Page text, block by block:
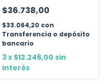
$36.738,00
$33.064,20 con
Transferencia o depósito
bancario
3x $12.246,00 sin
interés